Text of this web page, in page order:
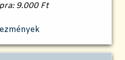
9.000 Ft